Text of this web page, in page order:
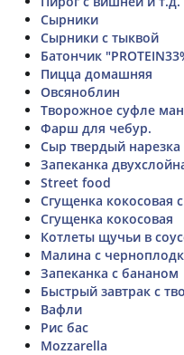
Сырники
Сырники с тыквой
Батончик
Пицца домашняя
Овсяноблин
Творожное суфле
Фарш для чебур.
Сыр твердый нарезка
Запеканка
Street food
Сгущенка кокосовая
Сгущенка кокосовая
Котлеты щучьи в
Малина с
Запеканка с бананом
Быстрый завтрак с
Вафли
Рис бас
Mozzarella